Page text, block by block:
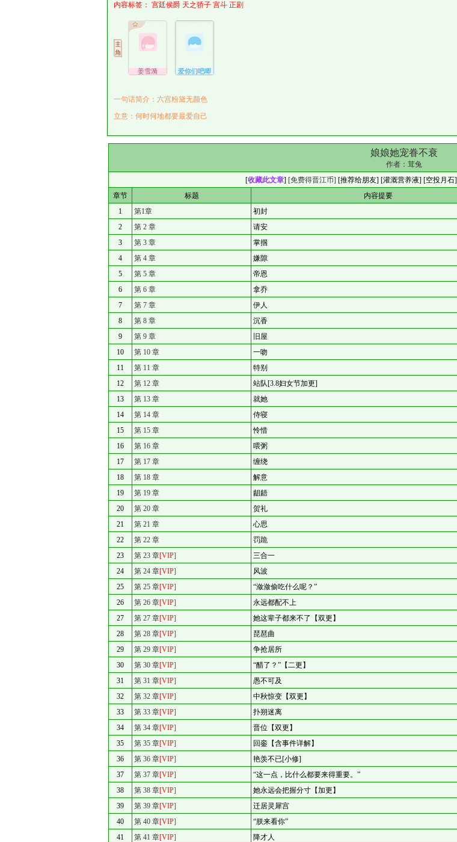
内容标签： 宫廷侯爵 天之骄子 宫斗 正剧
姜雪漪 爱你们吧唧
一句话简介：六宫粉黛无颜色
立意：何时何地都要最爱自己
娘娘她宠眷不衰
作者： 茸兔
[收藏此文章] [免费得晋江币] [推荐给朋友] [灌溉营养液] [空投月石]
章节
标题 内容提要
1
第1章 初封
2
第 2 章 请安
3
第 3 章 掌掴
4
第 4 章 嫌隙
5
第 5 章 帝恩
6
第 6 章 拿乔
7
第 7 章 伊人
8
第 8 章 沉香
9
第 9 章 旧屋
10
第 10 章 一吻
11
第 11 章 特别
12
第 12 章 站队[3.8妇女节加更]
13
第 13 章 就她
14
第 14 章 侍寝
15
第 15 章 怜惜
16
第 16 章 喂粥
17
第 17 章 缠绕
18
第 18 章 解意
19
第 19 章 龃龉
20
第 20 章 贺礼
21
第 21 章 心思
22
第 22 章 罚跪
23
第 23 章[VIP] 三合一
24
第 24 章[VIP] 风波
25
第 25 章[VIP] “潋潋偷吃什么呢？”
26
第 26 章[VIP] 永远都配不上
27
第 27 章[VIP] 她这辈子都来不了【双更】
28
第 28 章[VIP] 琵琶曲
29
第 29 章[VIP] 争抢居所
30
第 30 章[VIP] “醋了？”【二更】
31
第 31 章[VIP] 愚不可及
32
第 32 章[VIP] 中秋惊变【双更】
33
第 33 章[VIP] 扑朔迷离
34
第 34 章[VIP] 晋位【双更】
35
第 35 章[VIP] 回銮【含事件详解】
36
第 36 章[VIP] 艳羡不已[小修]
37
第 37 章[VIP] “这一点，比什么都要来得重要。”
38
第 38 章[VIP] 她永远会把握分寸【加更】
39
第 39 章[VIP] 迁居灵犀宫
40
第 40 章[VIP] “朕来看你”
41
第 41 章[VIP] 降才人